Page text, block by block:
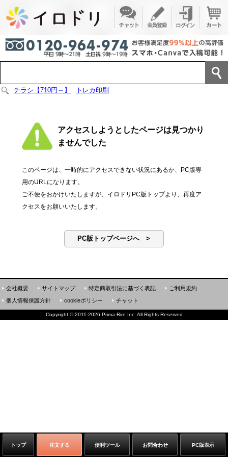
チラシ【710円～】 トレカ印刷
アクセスしようとしたページは見つかり
ませんでした
このページは、一時的にアクセスできない状況にあるか、PC版専
用のURLになります。
ご不便をおかけいたしますが、イロドリPC版トップより、再度ア
クセスをお願いいたします。
PC版トップページへ >
トップ 注文する 便利ツール お問合わせ PC版表示
会社概要 サイトマップ 特定商取引法に基づく表記
ご利用規約
個人情報保護方針
cookieポリシー チャット
Copyright ©2011-2026 Prima-Rire Inc. All Rights Reserved